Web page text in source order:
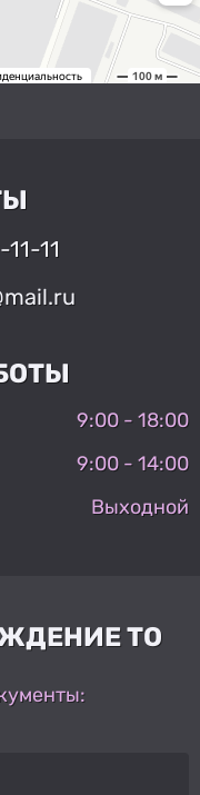
11
9:00 - 18:00
9:00 - 14:00
Выходной
ТО